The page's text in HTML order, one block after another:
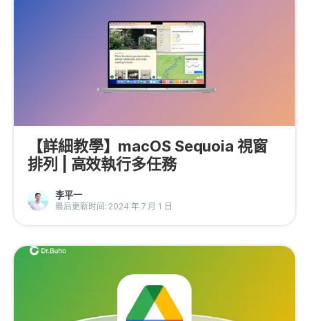
【詳細教學】macOS Sequoia 視窗
排列 | 高效執行多任務
李平一
最后更新时间: 2024 年 7 月 1 日